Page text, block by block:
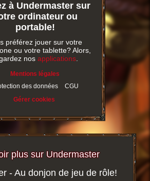
à Undermaster sur
ordinateur ou
portable!
préférez jouer sur votre
ou votre tablette? Alors,
nos applications.
Mentions légales
des données
CGU
Gérer cookies
plus sur Undermaster
- Au donjon de jeu de rôle! Soif